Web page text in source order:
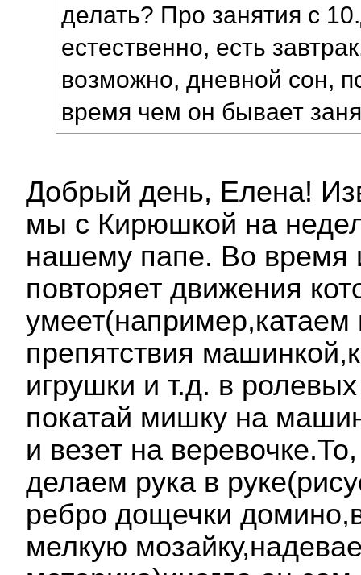
делать? Про занятия с
естественно, есть
возможно, дневной сон,
время чем он бывает
Добрый день, Елена!
мы с Кирюшкой на
нашему папе. Во время
повторяет движения
препятствия
игрушки и т.д. в
покатай мишку на
и везет на
делаем рука в
ребро дощечки
мелкую